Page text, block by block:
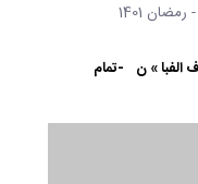
1401
الفبا » ن -تمام